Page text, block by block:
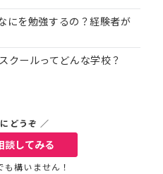
にを勉強するの？経験者が
クールってどんな学校？
どうぞ ／
談してみる
も構いません！